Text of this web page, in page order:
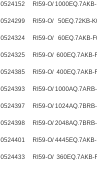
0524152 RI59-O/
0524299 RI59-O/ 50EQ.72KB-
0524324 RI59-O/ 60EQ.7AKB-
0524325 RI59-O/
0524385 RI59-O/
0524393 RI59-O/
0524397 RI59-O/
0524398 RI59-O/
0524401 RI59-O/
0524433 RI59-O/